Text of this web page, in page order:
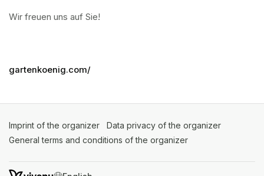
Wir freuen uns auf Sie!
gartenkoenig.com/
Imprint of the organizer (opens in a new tab)
Data privacy of the organizer
General terms and conditions of the organizer